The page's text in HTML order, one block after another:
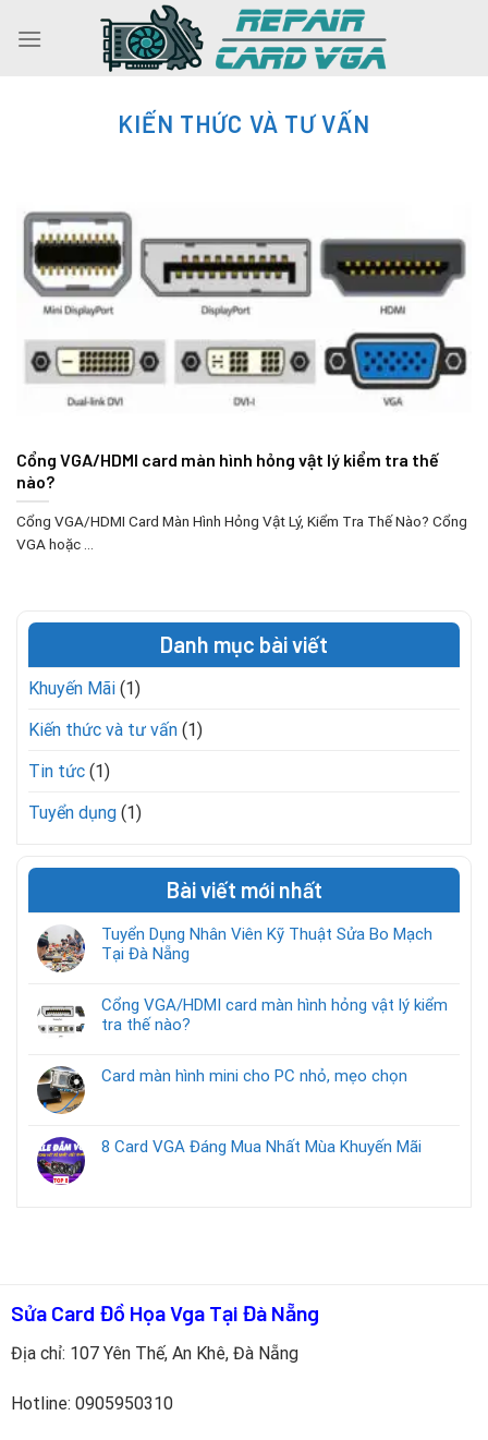
KIẾN THỨC VÀ TƯ VẤN
Danh mục bài viết
Khuyến Mãi (1)
Kiến thức và tư vấn (1)
Tin tức (1)
Tuyển dụng (1)
Bài viết mới nhất
Tuyển Dụng Nhân Viên Kỹ Thuật Sửa Bo Mạch
Tại Đà Nẵng
Cổng VGA/HDMI card màn hình hỏng vật lý kiểm
tra thế nào?
Card màn hình mini cho PC nhỏ, mẹo chọn
8 Card VGA Đáng Mua Nhất Mùa Khuyến Mãi
Cổng VGA/HDMI card màn hình hỏng vật lý kiểm tra thế
nào?
Cổng VGA/HDMI Card Màn Hình Hỏng Vật Lý, Kiểm Tra Thế Nào? Cổng
VGA hoặc ...
Sửa Card Đồ Họa Vga Tại Đà Nẵng
Địa chỉ: 107 Yên Thế, An Khê, Đà Nẵng
Hotline: 0905950310